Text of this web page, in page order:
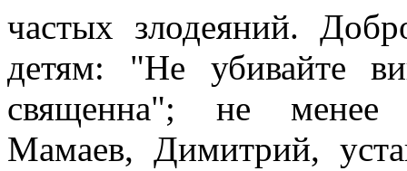
частых злодеяний.
детям: "Не убивайте
священна"; не менее
Мамаев, Димитрий,